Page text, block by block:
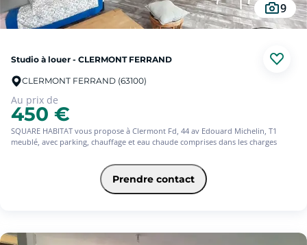
9
Studio à louer - CLERMONT FERRAND
CLERMONT FERRAND (63100)
Au prix de
450 €
SQUARE HABITAT vous propose à Clermont Fd, 44 av Edouard Michelin, T1
meublé, avec parking, chauffage et eau chaude comprises dans les charges
Prendre contact